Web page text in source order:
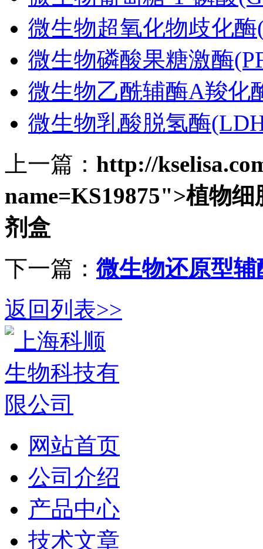
微生物超氧化物歧化
微生物磷酸果糖激酶
微生物乙酰辅酶A羧化
微生物乳酸脱氢酶
上一篇： http://
name=KS19875">植物
剂盒
下一篇：微生物还原型
返回列表>>
网站首页
公司介绍
产品中心
技术文章